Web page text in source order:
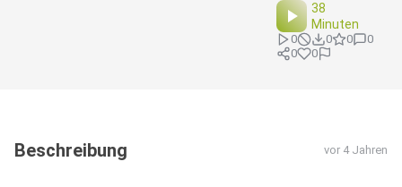
38
Minuten
0 0 0
0
0
0
Beschreibung vor 4 Jahren